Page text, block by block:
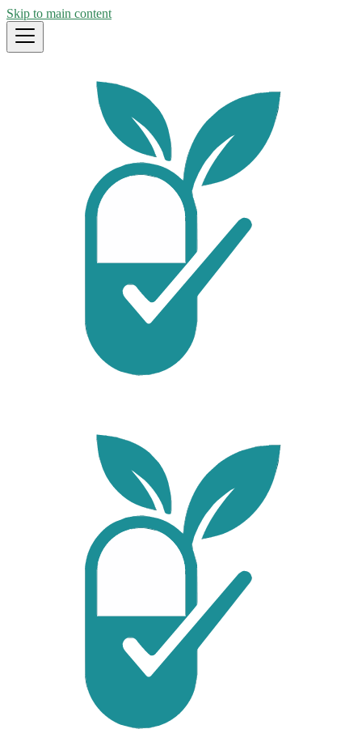
Skip to main content